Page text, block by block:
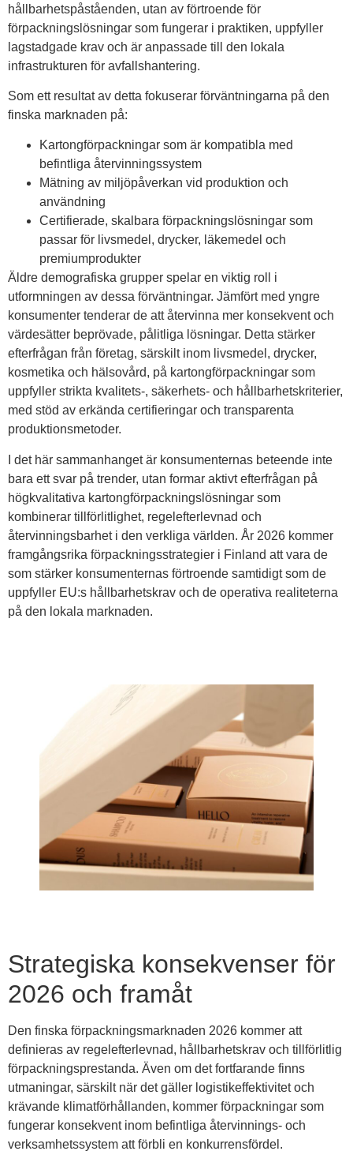
hållbarhetspåståenden, utan av förtroende för
förpackningslösningar som fungerar i praktiken, uppfyller
lagstadgade krav och är anpassade till den lokala
infrastrukturen för avfallshantering.
Som ett resultat av detta fokuserar förväntningarna på den
finska marknaden på:
Kartongförpackningar som är kompatibla med
befintliga återvinningssystem
Mätning av miljöpåverkan vid produktion och
användning
Certifierade, skalbara förpackningslösningar som
passar för livsmedel, drycker, läkemedel och
premiumprodukter
Äldre demografiska grupper spelar en viktig roll i
utformningen av dessa förväntningar. Jämfört med yngre
konsumenter tenderar de att återvinna mer konsekvent och
värdesätter beprövade, pålitliga lösningar. Detta stärker
efterfrågan från företag, särskilt inom livsmedel, drycker,
kosmetika och hälsovård, på kartongförpackningar som
uppfyller strikta kvalitets-, säkerhets- och hållbarhetskriterier,
med stöd av erkända certifieringar och transparenta
produktionsmetoder.
I det här sammanhanget är konsumenternas beteende inte
bara ett svar på trender, utan formar aktivt efterfrågan på
högkvalitativa kartongförpackningslösningar som
kombinerar tillförlitlighet, regelefterlevnad och
återvinningsbarhet i den verkliga världen. År 2026 kommer
framgångsrika förpackningsstrategier i Finland att vara de
som stärker konsumenternas förtroende samtidigt som de
uppfyller EU:s hållbarhetskrav och de operativa realiteterna
på den lokala marknaden.
Strategiska konsekvenser för
2026 och framåt
Den finska förpackningsmarknaden 2026 kommer att
definieras av regelefterlevnad, hållbarhetskrav och tillförlitlig
förpackningsprestanda. Även om det fortfarande finns
utmaningar, särskilt när det gäller logistikeffektivitet och
krävande klimatförhållanden, kommer förpackningar som
fungerar konsekvent inom befintliga återvinnings- och
verksamhetssystem att förbli en konkurrensfördel.